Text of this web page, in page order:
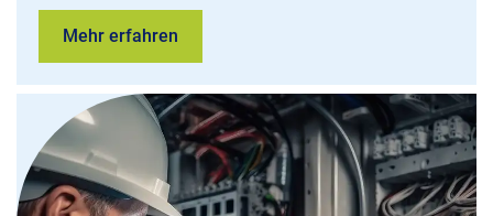
Mehr erfahren